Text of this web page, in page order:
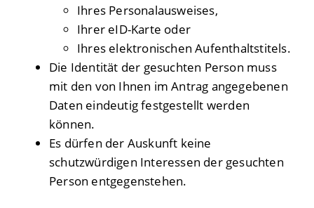
Ihres Personalausweises,
Ihrer eID-Karte oder
Ihres elektronischen Aufenthaltstitels.
Die Identität der gesuchten Person muss
mit den von Ihnen im Antrag angegebenen
Daten eindeutig festgestellt werden
können.
Es dürfen der Auskunft keine
schutzwürdigen Interessen der gesuchten
Person entgegenstehen.